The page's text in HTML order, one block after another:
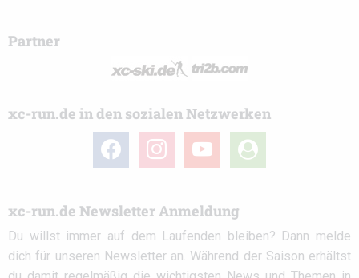
Partner
xc-run.de in den sozialen Netzwerken
facebook instagramyoutube
user-
circle
xc-run.de Newsletter Anmeldung
Du willst immer auf dem Laufenden bleiben? Dann melde
dich für unseren Newsletter an. Während der Saison erhältst